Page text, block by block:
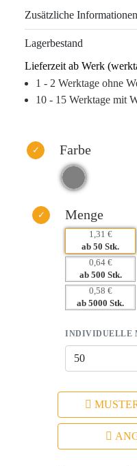
Die vielseitigen
garantieren eine
Marke. Nutzen Sie die
kommunizieren und
zu erleichtern. Ein
Warum dieses Produkt
– Hohe
– Praktische
Sichtbarkeit
– Stärkt die
– Ideal für langfristige
Zusätzliche Informationen
Lagerbestand
Lieferzeit ab Werk
1 - 2 Werktage ohne
10 - 15 Werktage mit
Farbe
Menge
1,31 €
ab 50 Stk.
0,64 €
ab 500 Stk.
0,58 €
ab 5000 Stk.
INDIVIDUELLE